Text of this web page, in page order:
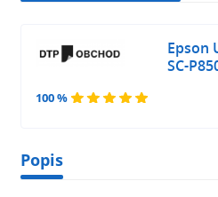
100 %
Epson
SC-
Popis